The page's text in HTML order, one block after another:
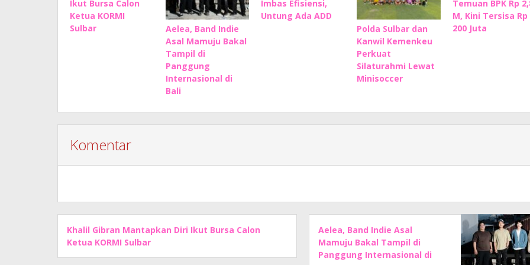
Ikut Bursa Calon
Ketua KORMI
Sulbar
Aelea, Band Indie
Asal Mamuju Bakal
Tampil di
Panggung
Internasional di
Bali
Imbas Efisiensi,
Untung Ada ADD
Polda Sulbar dan
Kanwil Kemenkeu
Perkuat
Silaturahmi Lewat
Minisoccer
Temuan BPK Rp
M, Kini Tersisa Rp
200 Juta
Komentar
Khalil Gibran Mantapkan Diri Ikut Bursa Calon
Ketua KORMI Sulbar
Aelea, Band Indie Asal
Mamuju Bakal Tampil di
Panggung Internasional di